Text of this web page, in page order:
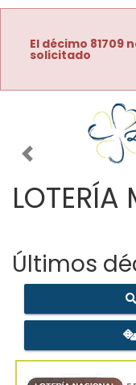
El décimo 81709
solicitado
Imagen anterior
LOTERÍA
Últimos